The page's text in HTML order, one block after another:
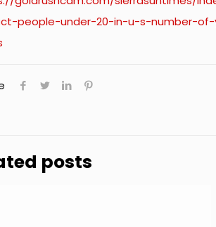
people-under-20-in-u-s-number-
posts